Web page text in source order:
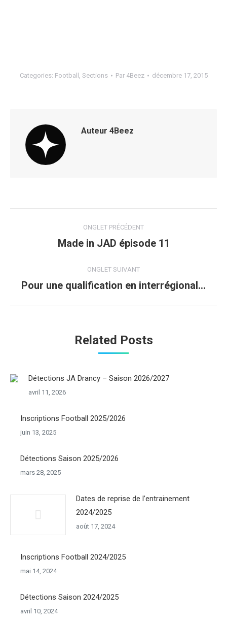
Categories: Football , Sections Par 4Beez décembre 17, 2015
Auteur 4Beez
commentaire
ONGLET PRÉCÉDENT
Onglet
Made in JAD épisode 11
ONGLET SUIVANT
Onglet
Pour une qualification en interrégional…
Related Posts
Détections JA Drancy – Saison 2026/2027
avril 11, 2026
Inscriptions Football 2025/2026
juin 13, 2025
Détections Saison 2025/2026
mars 28, 2025
Dates de reprise de l’entrainement
2024/2025
août 17, 2024
Inscriptions Football 2024/2025
mai 14, 2024
Détections Saison 2024/2025
avril 10, 2024